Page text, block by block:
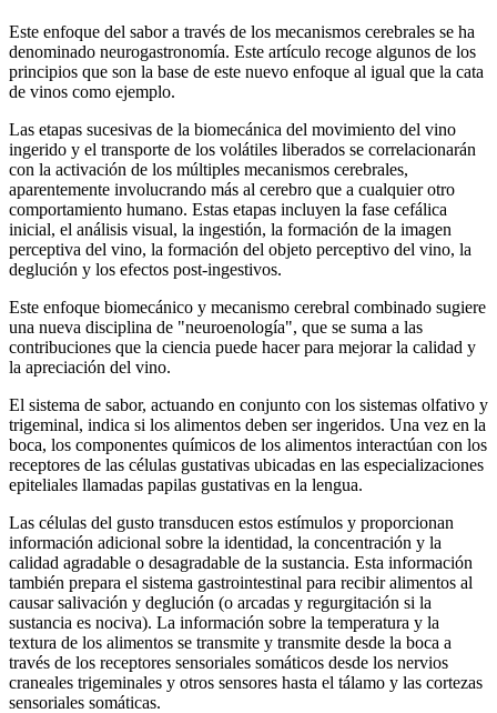
Este enfoque del sabor a través de los mecanismos cerebrales se ha
denominado neurogastronomía. Este artículo recoge algunos de los
principios que son la base de este nuevo enfoque al igual que la cata
de vinos como ejemplo.
Las etapas sucesivas de la biomecánica del movimiento del vino
ingerido y el transporte de los volátiles liberados se correlacionarán
con la activación de los múltiples mecanismos cerebrales,
aparentemente involucrando más al cerebro que a cualquier otro
comportamiento humano. Estas etapas incluyen la fase cefálica
inicial, el análisis visual, la ingestión, la formación de la imagen
perceptiva del vino, la formación del objeto perceptivo del vino, la
deglución y los efectos post-ingestivos.
Este enfoque biomecánico y mecanismo cerebral combinado sugiere
una nueva disciplina de "neuroenología", que se suma a las
contribuciones que la ciencia puede hacer para mejorar la calidad y
la apreciación del vino.
El sistema de sabor, actuando en conjunto con los sistemas olfativo y
trigeminal, indica si los alimentos deben ser ingeridos. Una vez en la
boca, los componentes químicos de los alimentos interactúan con los
receptores de las células gustativas ubicadas en las especializaciones
epiteliales llamadas papilas gustativas en la lengua.
Las células del gusto transducen estos estímulos y proporcionan
información adicional sobre la identidad, la concentración y la
calidad agradable o desagradable de la sustancia. Esta información
también prepara el sistema gastrointestinal para recibir alimentos al
causar salivación y deglución (o arcadas y regurgitación si la
sustancia es nociva). La información sobre la temperatura y la
textura de los alimentos se transmite y transmite desde la boca a
través de los receptores sensoriales somáticos desde los nervios
craneales trigeminales y otros sensores hasta el tálamo y las cortezas
sensoriales somáticas.